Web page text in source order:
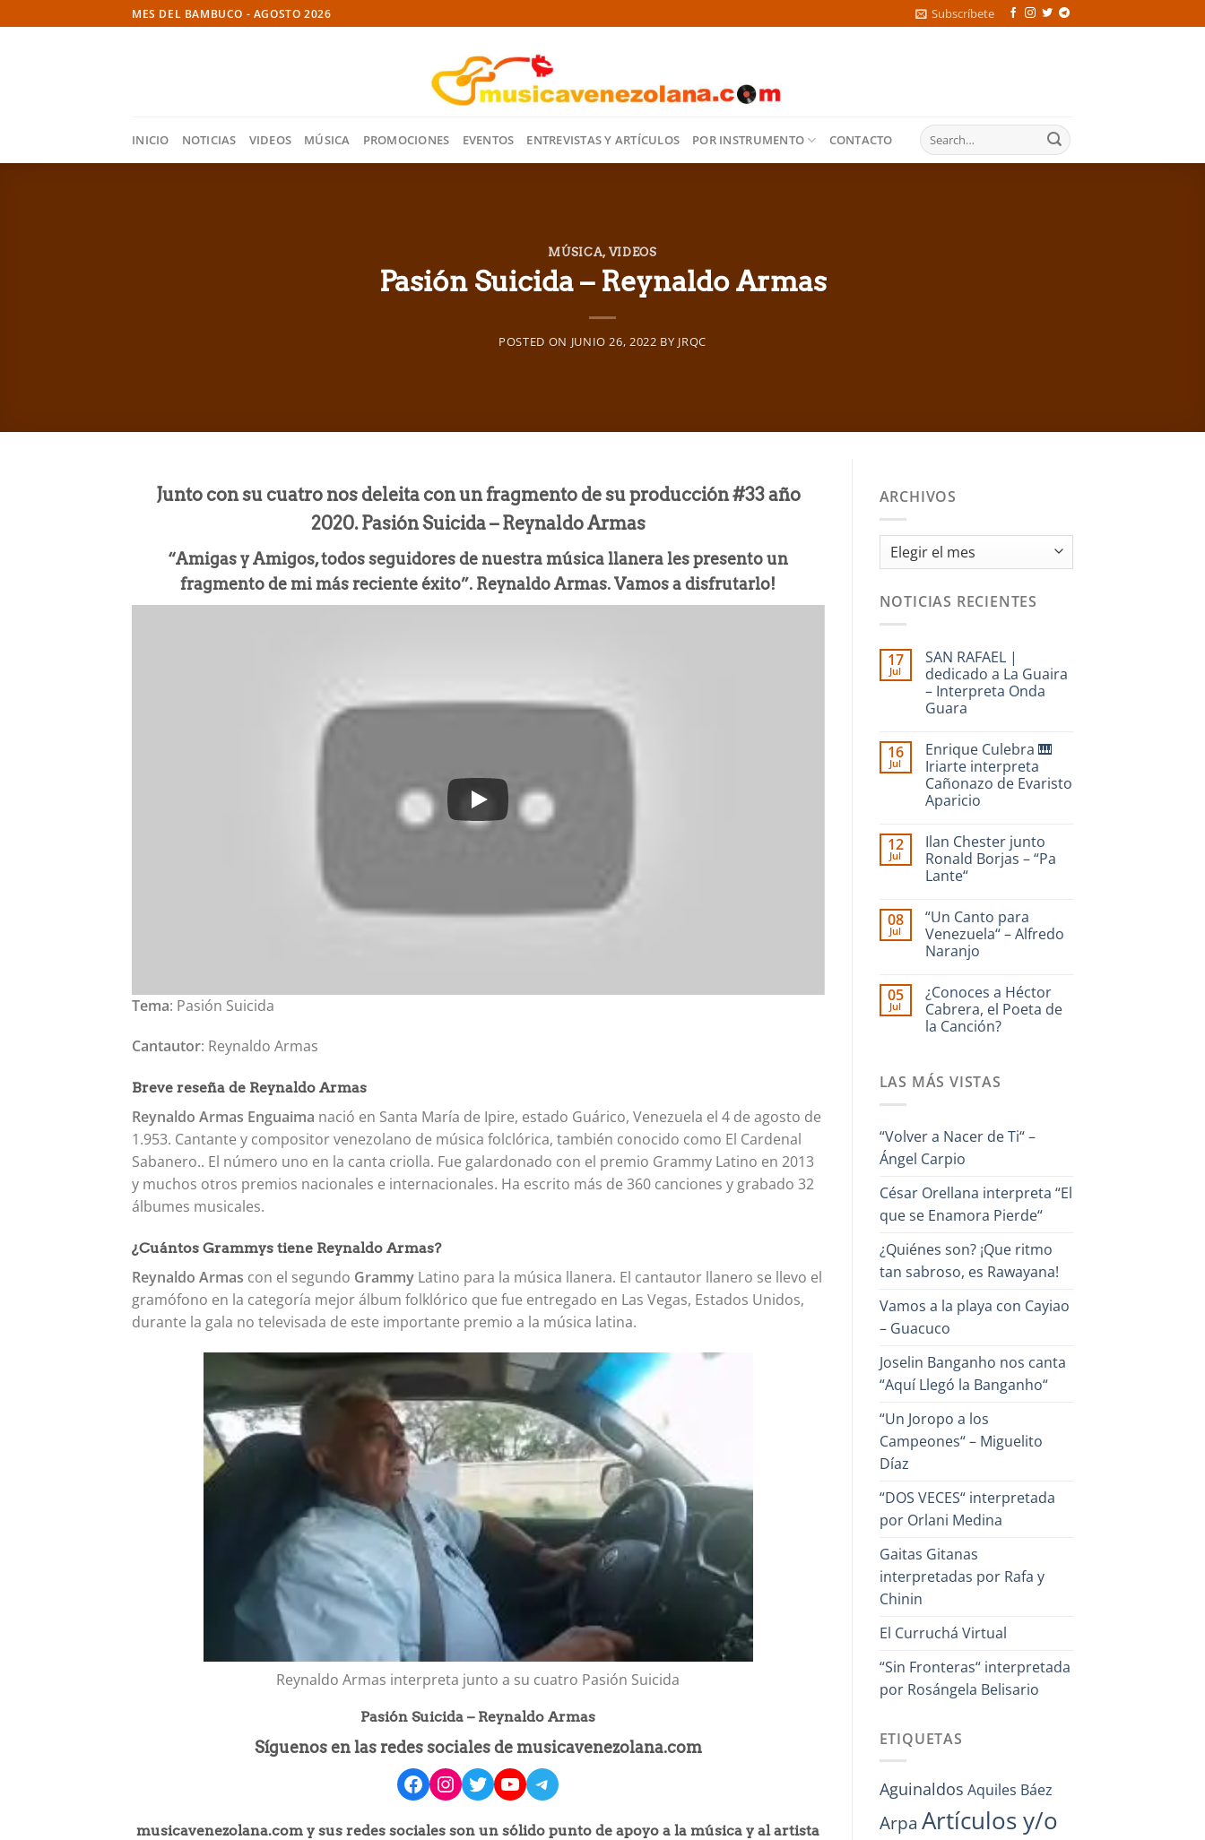
to
MES DEL BAMBUCO - AGOSTO 2026 Subscríbete
INICIO NOTICIAS VIDEOS MÚSICA PROMOCIONES EVENTOS ENTREVISTAS Y ARTÍCULOS POR INSTRUMENTO CONTACTO
MÚSICA, VIDEOS
Pasión Suicida – Reynaldo Armas
POSTED ON JUNIO 26, 2022 BY JRQC
Junto con su cuatro nos deleita con un fragmento de su producción #33 año
2020. Pasión Suicida – Reynaldo Armas
“Amigas y Amigos, todos seguidores de nuestra música llanera les presento un
fragmento de mi más reciente éxito”. Reynaldo Armas. Vamos a disfrutarlo!
Tema: Pasión Suicida
Cantautor: Reynaldo Armas
Breve reseña de Reynaldo Armas
Reynaldo Armas Enguaima nació en Santa María de Ipire, estado Guárico, Venezuela el 4 de agosto de
1.953. Cantante y compositor venezolano de música folclórica, también conocido como El Cardenal
Sabanero.. El número uno en la canta criolla. Fue galardonado con el premio Grammy Latino en 2013
y muchos otros premios nacionales e internacionales. Ha escrito más de 360 canciones y grabado 32
álbumes musicales.
¿Cuántos Grammys tiene Reynaldo Armas?
Reynaldo Armas con el segundo Grammy Latino para la música llanera. El cantautor llanero se llevo el
gramófono en la categoría mejor álbum folklórico que fue entregado en Las Vegas, Estados Unidos,
durante la gala no televisada de este importante premio a la música latina.
Reynaldo Armas interpreta junto a su cuatro Pasión Suicida
Pasión Suicida – Reynaldo Armas
Síguenos en las redes sociales de musicavenezolana.com
facebook
instagram
Twitter
YouTube
Telegram
musicavenezolana.com y sus redes sociales son un sólido punto de apoyo a la música y al artista
ARCHIVOS
Archivos
NOTICIAS RECIENTES
17
Jul
SAN RAFAEL |
dedicado a La Guaira
– Interpreta Onda
Guara
comentarios
en
SAN
RAFAEL
|
dedicado
Guaira
–
Interpreta
Onda
16
Jul
Enrique Culebra 🎹
Iriarte interpreta
Cañonazo de Evaristo
Aparicio
comentarios
en
Enrique
Culebra
interpreta
Cañonazo
de
Evaristo
Aparicio
12
Jul
Ilan Chester junto
Ronald Borjas – “Pa
Lante“
comentarios
en
Ilan
Chester
Borjas
–
“Pa
Lante“
08
Jul
“Un Canto para
Venezuela“ – Alfredo
Naranjo
comentarios
en
“Un
Canto
Alfredo
Naranjo
05
Jul
¿Conoces a Héctor
Cabrera, el Poeta de
la Canción?
en
¿Conoces
el
de
Canción?
LAS MÁS VISTAS
“Volver a Nacer de Ti“ –
Ángel Carpio
César Orellana interpreta “El
que se Enamora Pierde“
¿Quiénes son? ¡Que ritmo
tan sabroso, es Rawayana!
Vamos a la playa con Cayiao
– Guacuco
Joselin Banganho nos canta
“Aquí Llegó la Banganho“
“Un Joropo a los
Campeones“ – Miguelito
Díaz
“DOS VECES“ interpretada
por Orlani Medina
Gaitas Gitanas
interpretadas por Rafa y
Chinin
El Curruchá Virtual
“Sin Fronteras“ interpretada
por Rosángela Belisario
ETIQUETAS
Aguinaldos Aquiles Báez
Arpa Artículos y/o